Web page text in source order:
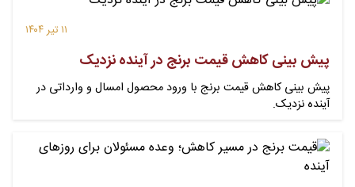
۱۱ تیر ۱۴۰۴
پیش بینی کاهش قیمت برنج در آینده نزدیک
پیش بینی کاهش قیمت برنج با ورود محصول امسال و وارداتی در
آینده نزدیک.